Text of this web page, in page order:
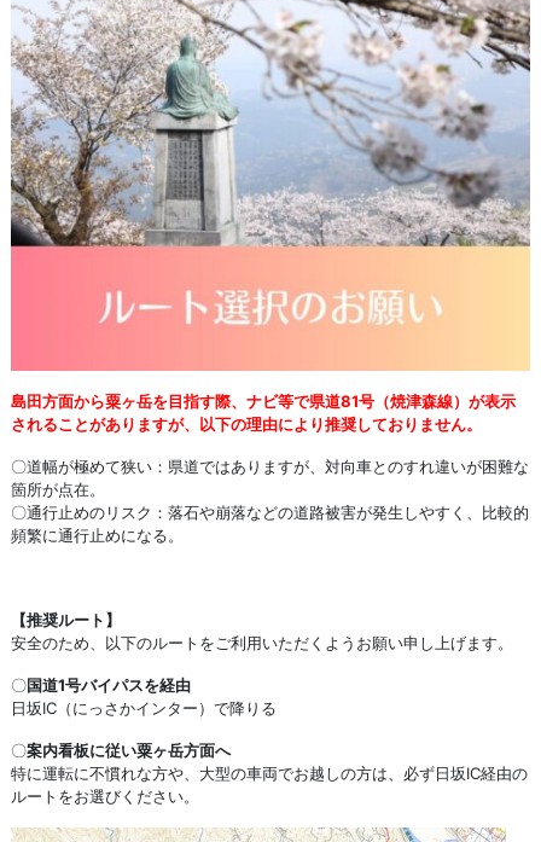
島田方面から粟ヶ岳を目指す際、ナビ等で県道81号（焼津森線）が表示
されることがありますが、以下の理由により推奨しておりません。
〇道幅が極めて狭い：県道ではありますが、対向車とのすれ違いが困難な
箇所が点在。
〇通行止めのリスク：落石や崩落などの道路被害が発生しやすく、比較的
頻繁に通行止めになる。
【推奨ルート】
安全のため、以下のルートをご利用いただくようお願い申し上げます。
〇国道1号バイパスを経由
日坂IC（にっさかインター）で降りる
〇案内看板に従い粟ヶ岳方面へ
特に運転に不慣れな方や、大型の車両でお越しの方は、必ず日坂IC経由の
ルートをお選びください。